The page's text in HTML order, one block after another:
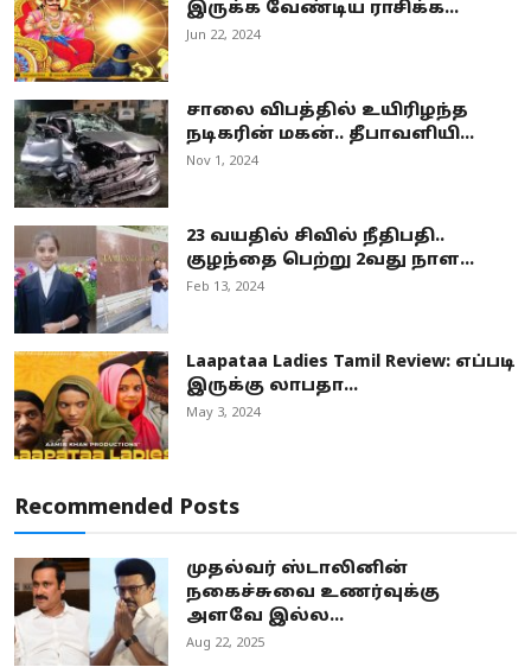
இருக்க வேண்டிய ராசிக்க...
Jun 22, 2024
சாலை விபத்தில் உயிரிழந்த
நடிகரின் மகன்.. தீபாவளியி...
Nov 1, 2024
23 வயதில் சிவில் நீதிபதி..
குழந்தை பெற்று 2வது நாள...
Feb 13, 2024
Laapataa Ladies Tamil Review: எப்படி
இருக்கு லாபதா...
May 3, 2024
Recommended Posts
முதல்வர் ஸ்டாலினின்
நகைச்சுவை உணர்வுக்கு
அளவே இல்ல...
Aug 22, 2025